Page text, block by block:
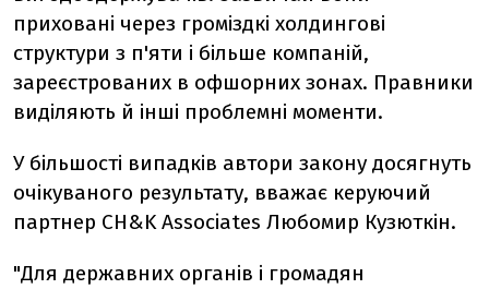
приховані через громіздкі холдингові
структури з п'яти і більше компаній,
зареєстрованих в офшорних зонах. Правники
виділяють й інші проблемні моменти.
У більшості випадків автори закону досягнуть
очікуваного результату, вважає керуючий
партнер CH&K Associates Любомир Кузюткін.
"Для державних органів і громадян